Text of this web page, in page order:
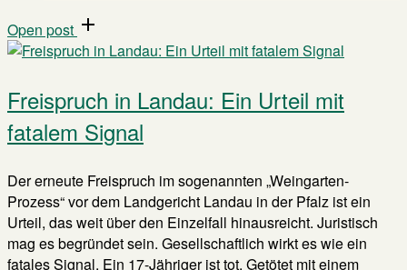
Open post
Freispruch in Landau: Ein Urteil mit
fatalem Signal
Der erneute Freispruch im sogenannten „Weingarten-
Prozess“ vor dem Landgericht Landau in der Pfalz ist ein
Urteil, das weit über den Einzelfall hinausreicht. Juristisch
mag es begründet sein. Gesellschaftlich wirkt es wie ein
fatales Signal. Ein 17-Jähriger ist tot. Getötet mit einem